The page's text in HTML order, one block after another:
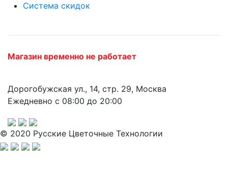
Система скидок
Магазин временно не работает
Дорогобужская ул., 14, стр. 29, Москва
Ежедневно с 08:00 до 20:00
© 2020 Русские Цветочные Технологии